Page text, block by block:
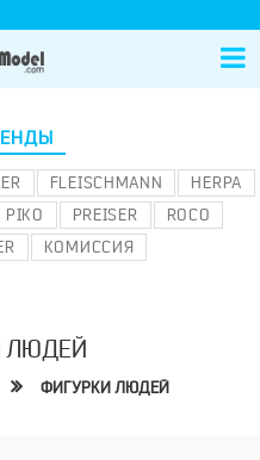
FLEISCHMANN
HERPA
PIKO PREISER
ROCO
КОМИССИЯ
ЛЮДЕЙ
ФИГУРКИ ЛЮДЕЙ